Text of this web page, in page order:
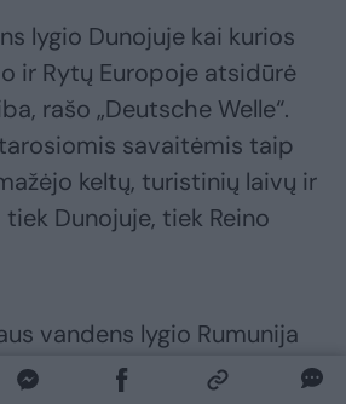
lygio Dunojuje kai kurios
ir Rytų Europoje atsidūrė
rašo „Deutsche Welle“.
savaitėmis taip
keltų, turistinių laivų ir
Dunojuje, tiek Reino
vandens lygio Rumunija
atominės